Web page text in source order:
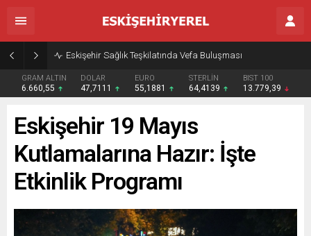
Eskişehir Sağlık Teşkilatında Vefa Buluşması
GRAM ALTIN
6.660,55
DOLAR
47,7111
EURO
55,1881
STERLİN
64,4139
BIST 100
13.779,39
Eskişehir 19 Mayıs
Kutlamalarına Hazır: İşte
Etkinlik Programı